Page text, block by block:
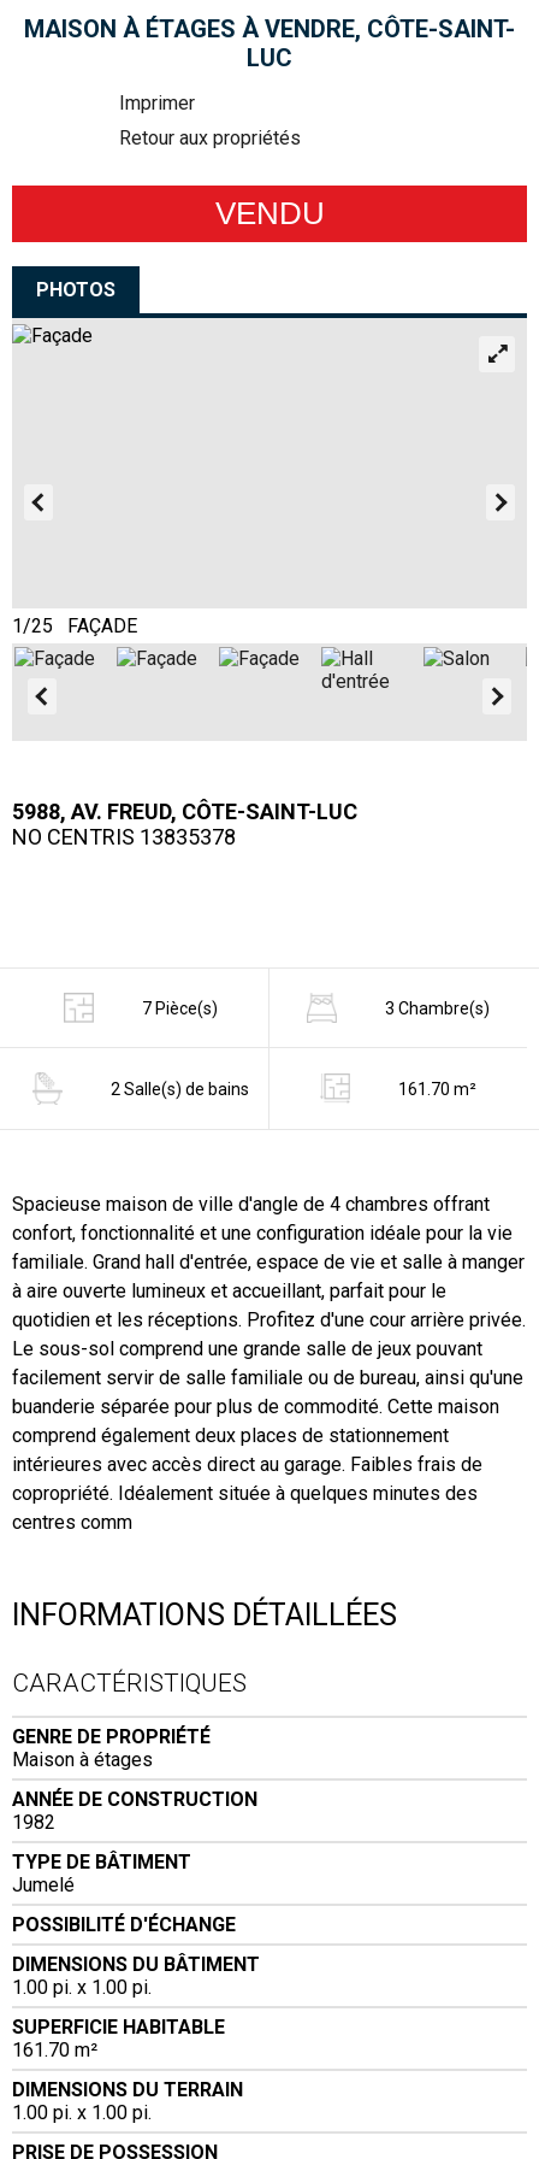
MAISON À ÉTAGES À VENDRE, CÔTE-SAINT-
LUC
Imprimer
Retour aux propriétés
VENDU
PHOTOS
1/25 FAÇADE
5988, AV. FREUD, CÔTE-SAINT-LUC
NO CENTRIS 13835378
7 Pièce(s) 3 Chambre(s)
2 Salle(s) de bains 161.70 m²
Spacieuse maison de ville d'angle de 4 chambres offrant
confort, fonctionnalité et une configuration idéale pour la vie
familiale. Grand hall d'entrée, espace de vie et salle à manger
à aire ouverte lumineux et accueillant, parfait pour le
quotidien et les réceptions. Profitez d'une cour arrière privée.
Le sous-sol comprend une grande salle de jeux pouvant
facilement servir de salle familiale ou de bureau, ainsi qu'une
buanderie séparée pour plus de commodité. Cette maison
comprend également deux places de stationnement
intérieures avec accès direct au garage. Faibles frais de
copropriété. Idéalement située à quelques minutes des
centres comm
INFORMATIONS DÉTAILLÉES
CARACTÉRISTIQUES
GENRE DE PROPRIÉTÉ
Maison à étages
ANNÉE DE CONSTRUCTION
1982
TYPE DE BÂTIMENT
Jumelé
POSSIBILITÉ D'ÉCHANGE
DIMENSIONS DU BÂTIMENT
1.00 pi. x 1.00 pi.
SUPERFICIE HABITABLE
161.70 m²
DIMENSIONS DU TERRAIN
1.00 pi. x 1.00 pi.
PRISE DE POSSESSION